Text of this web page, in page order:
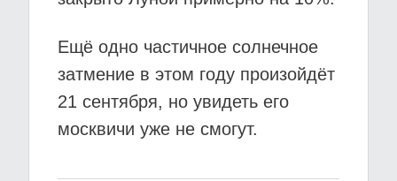
Ещё одно частичное солнечное
затмение в этом году произойдёт
21 сентября, но увидеть его
москвичи уже не смогут.